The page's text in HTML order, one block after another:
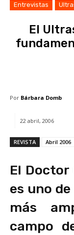
Entrevistas
El
Por Bárbara Domb
22 abril, 2006
REVISTA Abril 2006
El Doctor
es uno
más
campo